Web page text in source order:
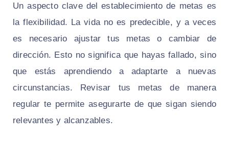
Un aspecto clave del establecimiento de metas es
la flexibilidad. La vida no es predecible, y a veces
es necesario ajustar tus metas o cambiar de
dirección. Esto no significa que hayas fallado, sino
que estás aprendiendo a adaptarte a nuevas
circunstancias. Revisar tus metas de manera
regular te permite asegurarte de que sigan siendo
relevantes y alcanzables.